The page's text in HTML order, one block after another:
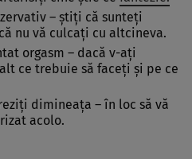
– ştiţi că sunteţi
nu vă culcaţi cu altcineva.
orgasm – dacă v-aţi
ce trebuie să faceţi şi pe ce
dimineaţa – în loc să vă
acolo.